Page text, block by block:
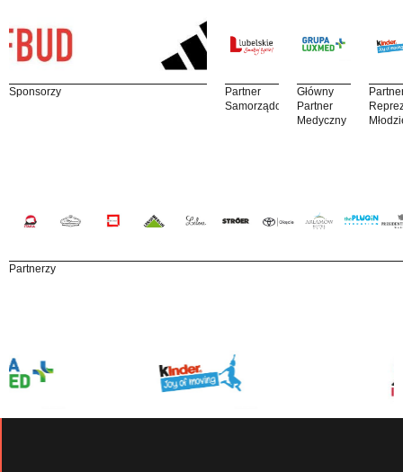
Sponsorzy
Partner
Samorządowy
Główny
Partner
Medyczny
Partnerzy